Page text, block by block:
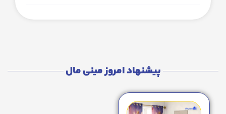
پیشنهاد امروز مینی مال